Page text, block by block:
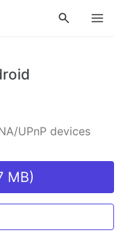
UPnP devices
MB)